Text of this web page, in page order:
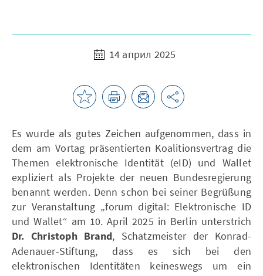
14 април 2025
Es wurde als gutes Zeichen aufgenommen, dass in
dem am Vortag präsentierten Koalitionsvertrag die
Themen elektronische Identität (eID) und Wallet
expliziert als Projekte der neuen Bundesregierung
benannt werden. Denn schon bei seiner Begrüßung
zur Veranstaltung „forum digital: Elektronische ID
und Wallet“ am 10. April 2025 in Berlin unterstrich
Dr. Christoph Brand, Schatzmeister der Konrad-
Adenauer-Stiftung, dass es sich bei den
elektronischen Identitäten keineswegs um ein